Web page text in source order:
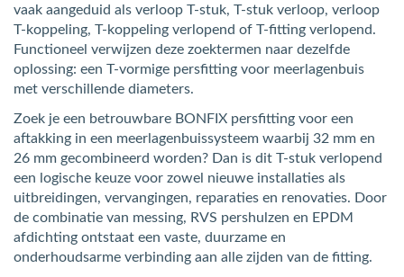
vaak aangeduid als verloop T-stuk, T-stuk verloop, verloop
T-koppeling, T-koppeling verlopend of T-fitting verlopend.
Functioneel verwijzen deze zoektermen naar dezelfde
oplossing: een T-vormige persfitting voor meerlagenbuis
met verschillende diameters.
Zoek je een betrouwbare BONFIX persfitting voor een
aftakking in een meerlagenbuissysteem waarbij 32 mm en
26 mm gecombineerd worden? Dan is dit T-stuk verlopend
een logische keuze voor zowel nieuwe installaties als
uitbreidingen, vervangingen, reparaties en renovaties. Door
de combinatie van messing, RVS pershulzen en EPDM
afdichting ontstaat een vaste, duurzame en
onderhoudsarme verbinding aan alle zijden van de fitting.